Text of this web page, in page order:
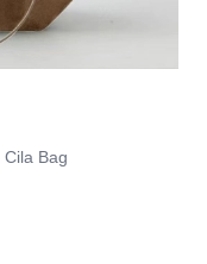
Cila Bag